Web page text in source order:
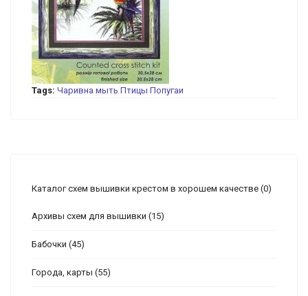
Tags: Чаривна мыть Птицы Попугаи
Каталог схем вышивки крестом в хорошем качестве (0)
Архивы схем для вышивки (15)
Бабочки (45)
Города, карты (55)